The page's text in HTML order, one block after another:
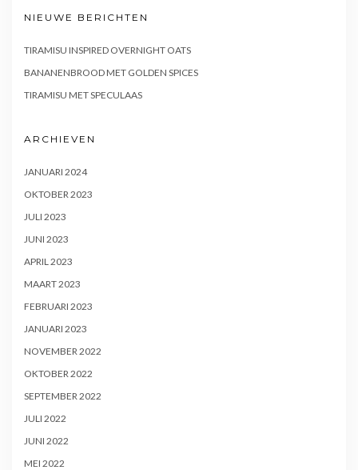
NIEUWE BERICHTEN
TIRAMISU INSPIRED OVERNIGHT OATS
BANANENBROOD MET GOLDEN SPICES
TIRAMISU MET SPECULAAS
ARCHIEVEN
JANUARI 2024
OKTOBER 2023
JULI 2023
JUNI 2023
APRIL 2023
MAART 2023
FEBRUARI 2023
JANUARI 2023
NOVEMBER 2022
OKTOBER 2022
SEPTEMBER 2022
JULI 2022
JUNI 2022
MEI 2022